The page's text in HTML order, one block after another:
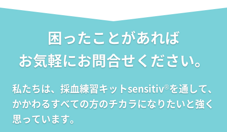
困ったことがあれば
お気軽にお問合せください。
私たちは、採血練習キットsensitiv®を通して、
かかわるすべての方のチカラになりたいと強く
思っています。